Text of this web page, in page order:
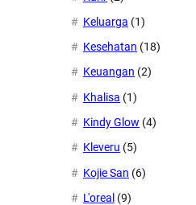
Keluarga (1)
Kesehatan (18)
Keuangan (2)
Khalisa (1)
Kindy Glow (4)
Kleveru (5)
Kojie San (6)
L'oreal (9)